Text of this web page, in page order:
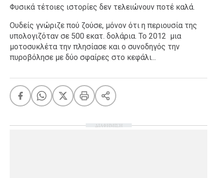
Φυσικά τέτοιες ιστορίες δεν τελειώνουν ποτέ καλά.
Ουδείς γνώριζε πού ζούσε, μόνον ότι η περιουσία της
υπολογιζόταν σε 500 εκατ. δολάρια. Το 2012 μια
μοτοσυκλέτα την πλησίασε και ο συνοδηγός την
πυροβόλησε με δύο σφαίρες στο κεφάλι...
ΔΙΑΦΗΜΙΣΗ